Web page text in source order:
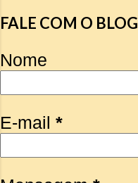
FALE COM O BLOG
Nome
E-mail *